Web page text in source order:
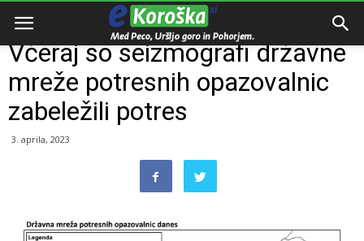
Domov
Včeraj so seizmografi državne
mreže potresnih opazovalnic
zabeležili potres
3. aprila, 2023